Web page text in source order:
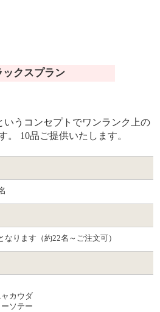
ックスプラン
いうコンセプトでワンランク上の
。 10品ご提供いたします。
ります（約22名～ご注文可）
カウダ
ソテー